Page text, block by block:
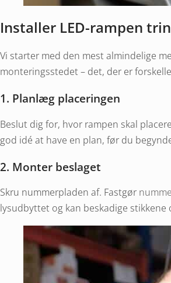
Installer LED-rampen
Vi starter med den mest almindelige
monteringsstedet – det, der er
1. Planlæg placeringen
Beslut dig for, hvor rampen skal
god idé at have en plan, før du
2. Monter beslaget
Skru nummerpladen af. Fastgør
lysudbyttet og kan beskadige